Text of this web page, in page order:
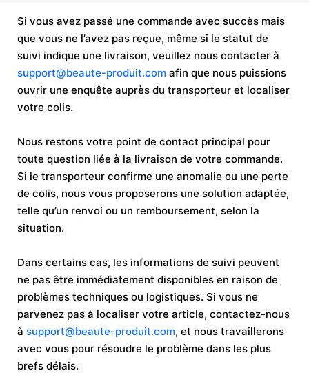
Si vous avez passé une commande avec succès mais
que vous ne l’avez pas reçue, même si le statut de
suivi indique une livraison, veuillez nous contacter à
support@beaute-produit.com afin que nous puissions
ouvrir une enquête auprès du transporteur et localiser
votre colis.
Nous restons votre point de contact principal pour
toute question liée à la livraison de votre commande.
Si le transporteur confirme une anomalie ou une perte
de colis, nous vous proposerons une solution adaptée,
telle qu’un renvoi ou un remboursement, selon la
situation.
Dans certains cas, les informations de suivi peuvent
ne pas être immédiatement disponibles en raison de
problèmes techniques ou logistiques. Si vous ne
parvenez pas à localiser votre article, contactez-nous
à support@beaute-produit.com, et nous travaillerons
avec vous pour résoudre le problème dans les plus
brefs délais.